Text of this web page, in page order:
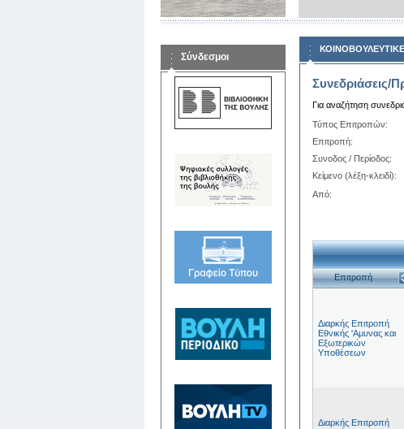
Σύνδεσμοι
Συνεδριάσεις/
Για αναζήτηση
Τύπος Επιτροπών:
Επιτροπή:
Συνοδος / Περίοδος:
Κείμενο (λέξη-κλειδί):
Από:
Επιτροπή
Διαρκής Επιτροπή
Εθνικής 'Αμυνας και
Εξωτερικών
Υποθέσεων
Διαρκής Επιτροπή